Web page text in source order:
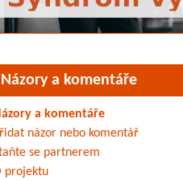
Názory a komentáře
a komentáře
názor nebo komentář
se partnerem
projektu